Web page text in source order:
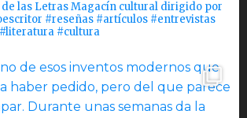
de las Letras Magacín cultural dirigido por
#reseñas #artículos #entrevistas
#cultura